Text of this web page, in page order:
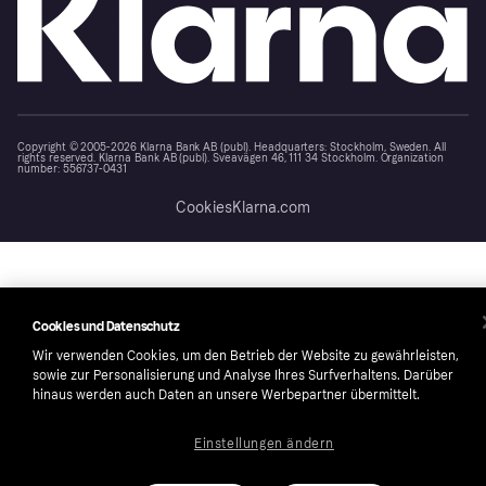
Copyright © 2005-2026 Klarna Bank AB (publ). Headquarters: Stockholm, Sweden. All
rights reserved. Klarna Bank AB (publ). Sveavägen 46, 111 34 Stockholm. Organization
number: 556737-0431
CookiesKlarna.com
Cookies und Datenschutz
Wir verwenden Cookies, um den Betrieb der Website zu gewährleisten,
sowie zur Personalisierung und Analyse Ihres Surfverhaltens. Darüber
hinaus werden auch Daten an unsere Werbepartner übermittelt.
Einstellungen ändern